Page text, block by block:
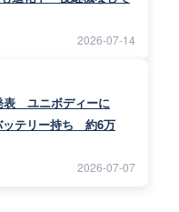
2026-07-14
表 ユニボディーに
ッテリー持ち 約6万
2026-07-07